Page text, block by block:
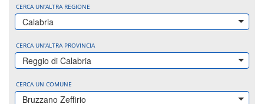
CERCA UN'ALTRA REGIONE
Calabria
CERCA UN'ALTRA PROVINCIA
Reggio di Calabria
CERCA UN COMUNE
Bruzzano Zeffirio